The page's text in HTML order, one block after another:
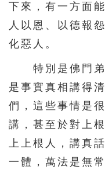
下來，有一方面
人以恩、以德報
化惡人。
特別是佛門弟
是事實真相講得
們，這些事情是
講，甚至於對上
上上根人，講真
一體，萬法是無